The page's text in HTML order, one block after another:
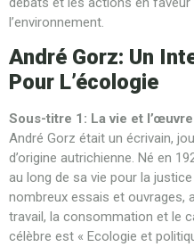
l’environnement.
André Gorz: Un
Pour L’écologie
Sous-titre 1: La vie et
André Gorz était un écrivain,
d’origine autrichienne. Né en
au long de sa vie pour la
nombreux essais et ouvrages,
travail, la consommation et le
célèbre est « Ecologie et